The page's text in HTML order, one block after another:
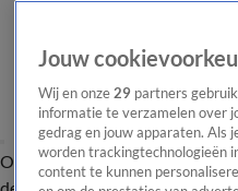
OverzichtAfleveringen
Jouw
Wij en onze 29 partners
informatie te verzamelen over
gedrag en jouw apparaten. Als
worden trackingtechnologieën
content te kunnen